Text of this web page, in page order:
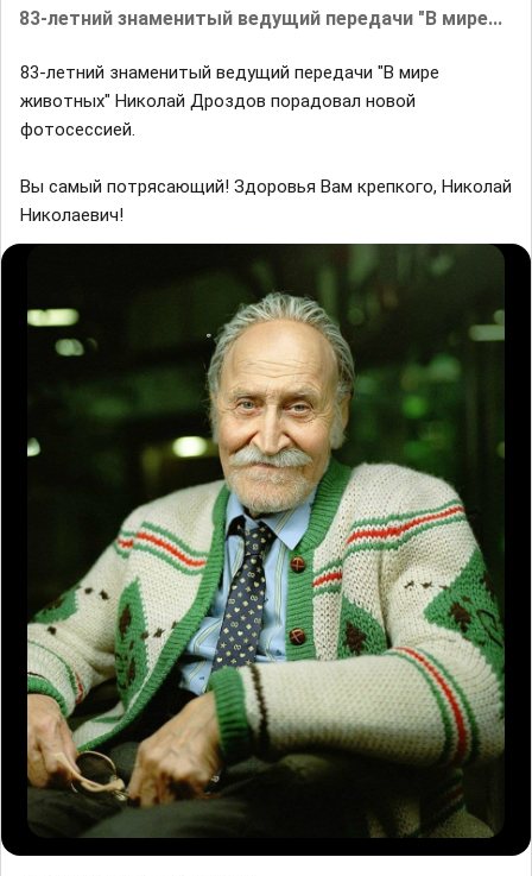
83-летний знаменитый ведущий передачи "В мире...
83-летний знаменитый ведущий передачи "В мире
животных" Николай Дроздов порадовал новой
фотосессией.
Вы самый потрясающий! Здоровья Вам крепкого, Николай
Николаевич!